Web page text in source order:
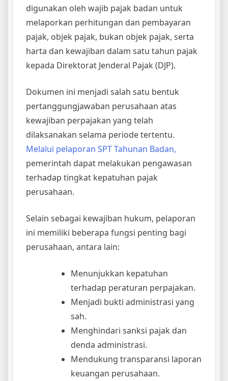
digunakan oleh wajib pajak badan untuk
melaporkan perhitungan dan pembayaran
pajak, objek pajak, bukan objek pajak, serta
harta dan kewajiban dalam satu tahun pajak
kepada Direktorat Jenderal Pajak (DJP).
Dokumen ini menjadi salah satu bentuk
pertanggungjawaban perusahaan atas
kewajiban perpajakan yang telah
dilaksanakan selama periode tertentu.
Melalui pelaporan SPT Tahunan Badan,
pemerintah dapat melakukan pengawasan
terhadap tingkat kepatuhan pajak
perusahaan.
Selain sebagai kewajiban hukum, pelaporan
ini memiliki beberapa fungsi penting bagi
perusahaan, antara lain:
Menunjukkan kepatuhan
terhadap peraturan perpajakan.
Menjadi bukti administrasi yang
sah.
Menghindari sanksi pajak dan
denda administrasi.
Mendukung transparansi laporan
keuangan perusahaan.